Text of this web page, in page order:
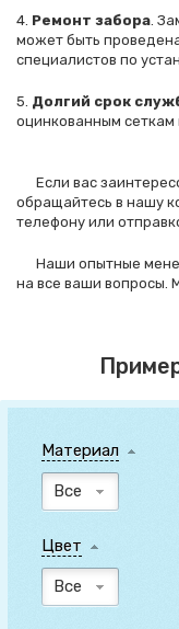
4. Ремонт забора .
может быть
специалистов по
5. Долгий срок
оцинкованным
Если вас
обращайтесь в нашу
телефону или
Наши опытные
на все ваши вопросы.
Материал
Все
Цвет
Все
Спасибо за